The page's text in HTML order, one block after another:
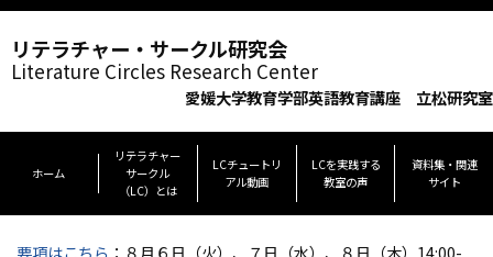
リテラチャー・サークル研究会
Literature Circles Research Center
愛媛大学教育学部英語教育講座 立松研究室
ホーム
リテラチャー
サークル
（LC）とは
LCチュートリ
アル動画
LCを実践する
教室の声
資料集・関連
サイト
要項はこちら ：８月６日（火）、７日（水）、８日（木）14:00-